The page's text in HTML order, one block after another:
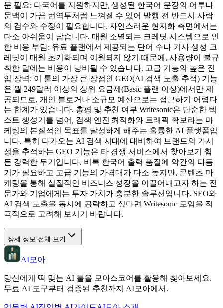
문 필요: 다국어를 지원하지만, 생성된 한국어 문장의 어투나
문맥이 가끔 번역투처럼 느껴질 수 있어 발행 전 반드시 사람
의 검수와 수정이 필요합니다. 자연스러운 현지화 측면에서는
다소 아쉬움이 남습니다. 매월 소멸되는 크레딧 시스템으로 인
한 비용 부담: 유료 플랜에서 제공되는 단어 수나 기사 생성 크
레딧이 매월 초기화되며 이월되지 않기 때문에, 사용량이 불규
칙한 달에는 비용이 낭비될 수 있습니다. 고급 기능의 높은 진
입 장벽: 이 툴의 가장 큰 장점인 GEO(AI 검색 노출 추적) 기능
은 월 249달러 이상의 상위 요금제(Basic 플랜 이상)에서만 제
공되므로, 개인 블로거나 소규모 예산으로는 접근하기 어렵다
는 한계가 있습니다. 총평 및 추천 여부 Writesonic은 단순한 텍
스트 생성기를 넘어, 검색 엔진 최적화와 트래픽 확보라는 마
케팅의 본질적인 목표를 달성하게 해주는 훌륭한 AI 플랫폼입
니다. 특히 다가오는 AI 검색 시대에 대비하여 브랜드의 가시
성을 추적하는 GEO 기능은 타 경쟁 서비스에서 찾아보기 힘
든 강력한 무기입니다. 비록 한국어 출력 품질에 약간의 다듬
기가 필요하고 고급 기능의 가격대가 다소 높지만, 콘텐츠 마
케팅을 통해 실질적인 비즈니스 성장을 이끌어내고자 하는 전
문가와 기업에게는 투자 가치가 충분한 솔루션입니다. SEO와
AI 검색 노출을 동시에 공략하고 싶다면 Writesonic 도입을 적
극적으로 고려해 보시기 바랍니다.
상세 정보 전체 보기
AI모아
당신에게 딱 맞는 AI 툴을 모아스코어를 활용해 찾아보세요.
무료 AI 도구부터 검증된 추천까지 AI모아에서.